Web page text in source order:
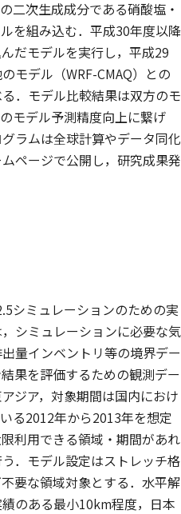
二次生成成分である硝酸塩・
を組み込む．平成30年度以降
だモデルを実行し，平成29
モデル（WRF-CMAQ）との
．モデル比較結果は双方のモ
モデル予測精度向上に繋げ
ラムは全球計算やデータ同化
ページで公開し，研究成果発
シミュレーションのための実
シミュレーションに必要な気
量インベントリ等の境界デー
果を評価するための観測デー
ジア，対象期間は国内におけ
る2012年から2013年を想定
利用できる領域・期間があれ
．モデル設定はストレッチ格
要な領域対象とする．水平解
のある最小10km程度，日本